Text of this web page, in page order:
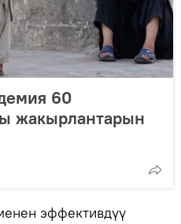
60
жакырлантарын
эффективдүү